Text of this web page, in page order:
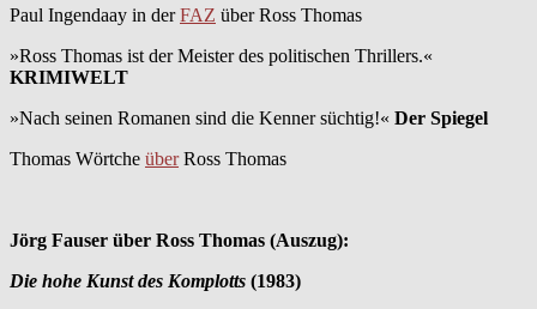
Paul Ingendaay in derFAZ über Ross Thomas
»Ross Thomas ist der Meister des politischen Thrillers.«
KRIMIWELT
»Nach seinen Romanen sind die Kenner süchtig!« Der Spiegel
Thomas Wörtche überRoss Thomas
Jörg Fauser über Ross Thomas (Auszug):
Die hohe Kunst des Komplotts (1983)